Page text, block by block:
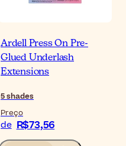
Ardell Press On Pre-
Glued Underlash
Extensions
5shades
Preço
de R$73,56